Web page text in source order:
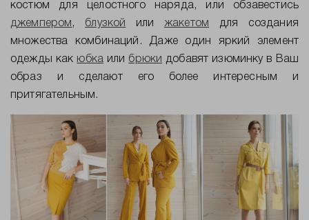
костюм для целостного наряда, или обзавестись
джемпером , блузкой или жакетом
для создания
множества комбинаций. Даже один яркий элемент
одежды как юбкаили брюки добавят изюминку в Ваш
образ и сделают его более интересным и
притягательным.